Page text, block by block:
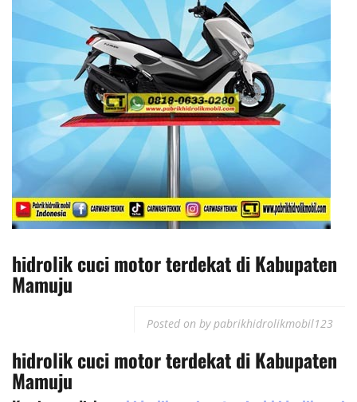
hidrolik cuci motor terdekat di Kabupaten
Mamuju
Posted on bypabrikhidrolikmobil123
hidrolik cuci motorterdekatdiKabupaten
Mamuju